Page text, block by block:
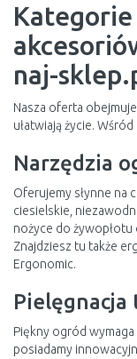
naj-
Nasza oferta
ułatwiają życie.
Narzędzia
Oferujemy słynne na
ciesielskie,
nożyce do żywopłotu
Znajdziesz tu także
Ergonomic.
Piękny ogród
posiadamy